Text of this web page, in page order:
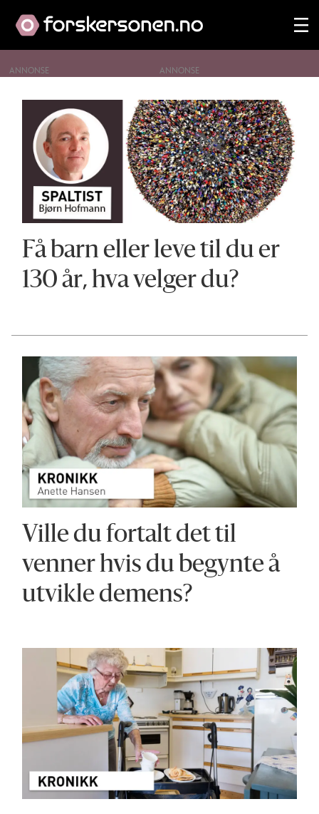
Tag:
aldring
ANNONSE
Få barn eller leve til du er
130 år, hva velger du?
Ville du fortalt det til
venner hvis du begynte å
utvikle demens?